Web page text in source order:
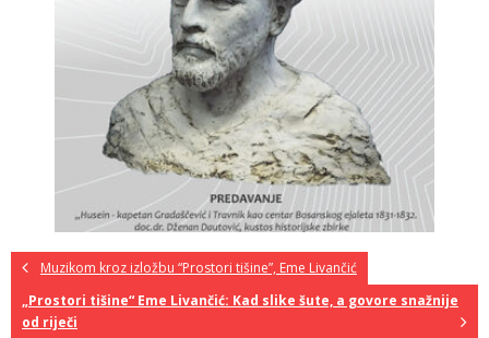
Muzikom kroz izložbu “Prostori tišine”, Eme Livančić
„Prostori tišine“ Eme Livančić: Kad slike šute, a govore snažnije
od riječi